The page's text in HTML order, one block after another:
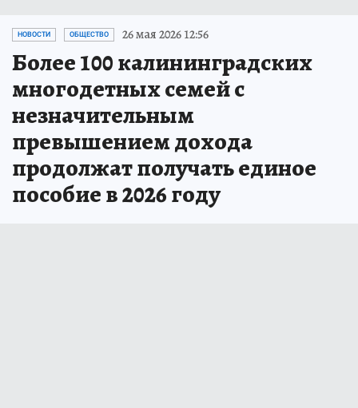
НОВОСТИ ОБЩЕСТВО 26 мая 2026 12:56
Более 100 калининградских
многодетных семей с
незначительным
превышением дохода
продолжат получать единое
пособие в 2026 году